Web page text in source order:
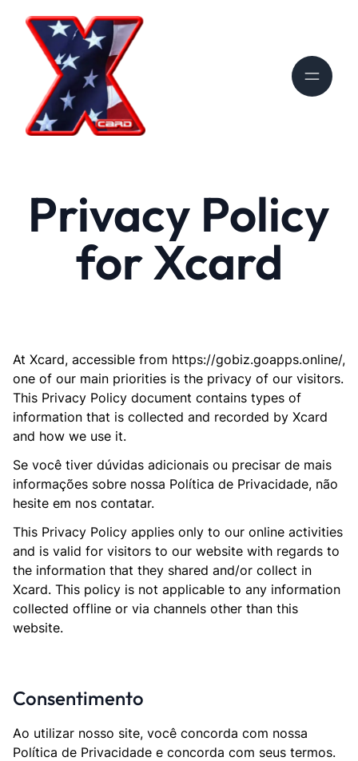
Privacy Policy
for Xcard
At Xcard, accessible from https://gobiz.goapps.online/,
one of our main priorities is the privacy of our visitors.
This Privacy Policy document contains types of
information that is collected and recorded by Xcard
and how we use it.
Se você tiver dúvidas adicionais ou precisar de mais
informações sobre nossa Política de Privacidade, não
hesite em nos contatar.
This Privacy Policy applies only to our online activities
and is valid for visitors to our website with regards to
the information that they shared and/or collect in
Xcard. This policy is not applicable to any information
collected offline or via channels other than this
website.
Consentimento
Ao utilizar nosso site, você concorda com nossa
Política de Privacidade e concorda com seus termos.